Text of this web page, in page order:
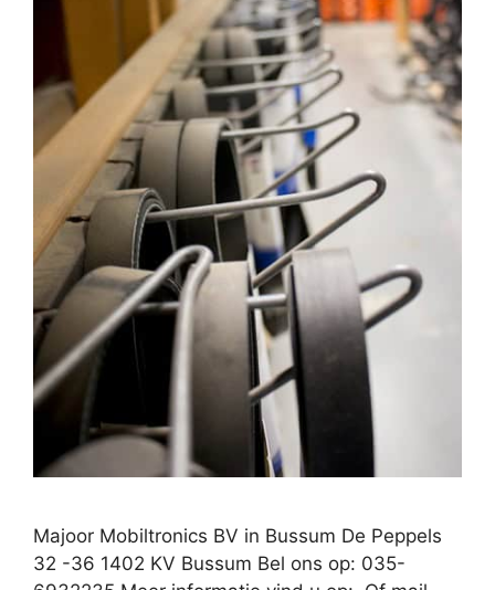
Majoor Mobiltronics BV in Bussum De Peppels
32 -36 1402 KV Bussum Bel ons op: 035-